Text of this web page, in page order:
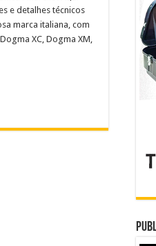
e detalhes técnicos
marca italiana, com
XC, Dogma XM,